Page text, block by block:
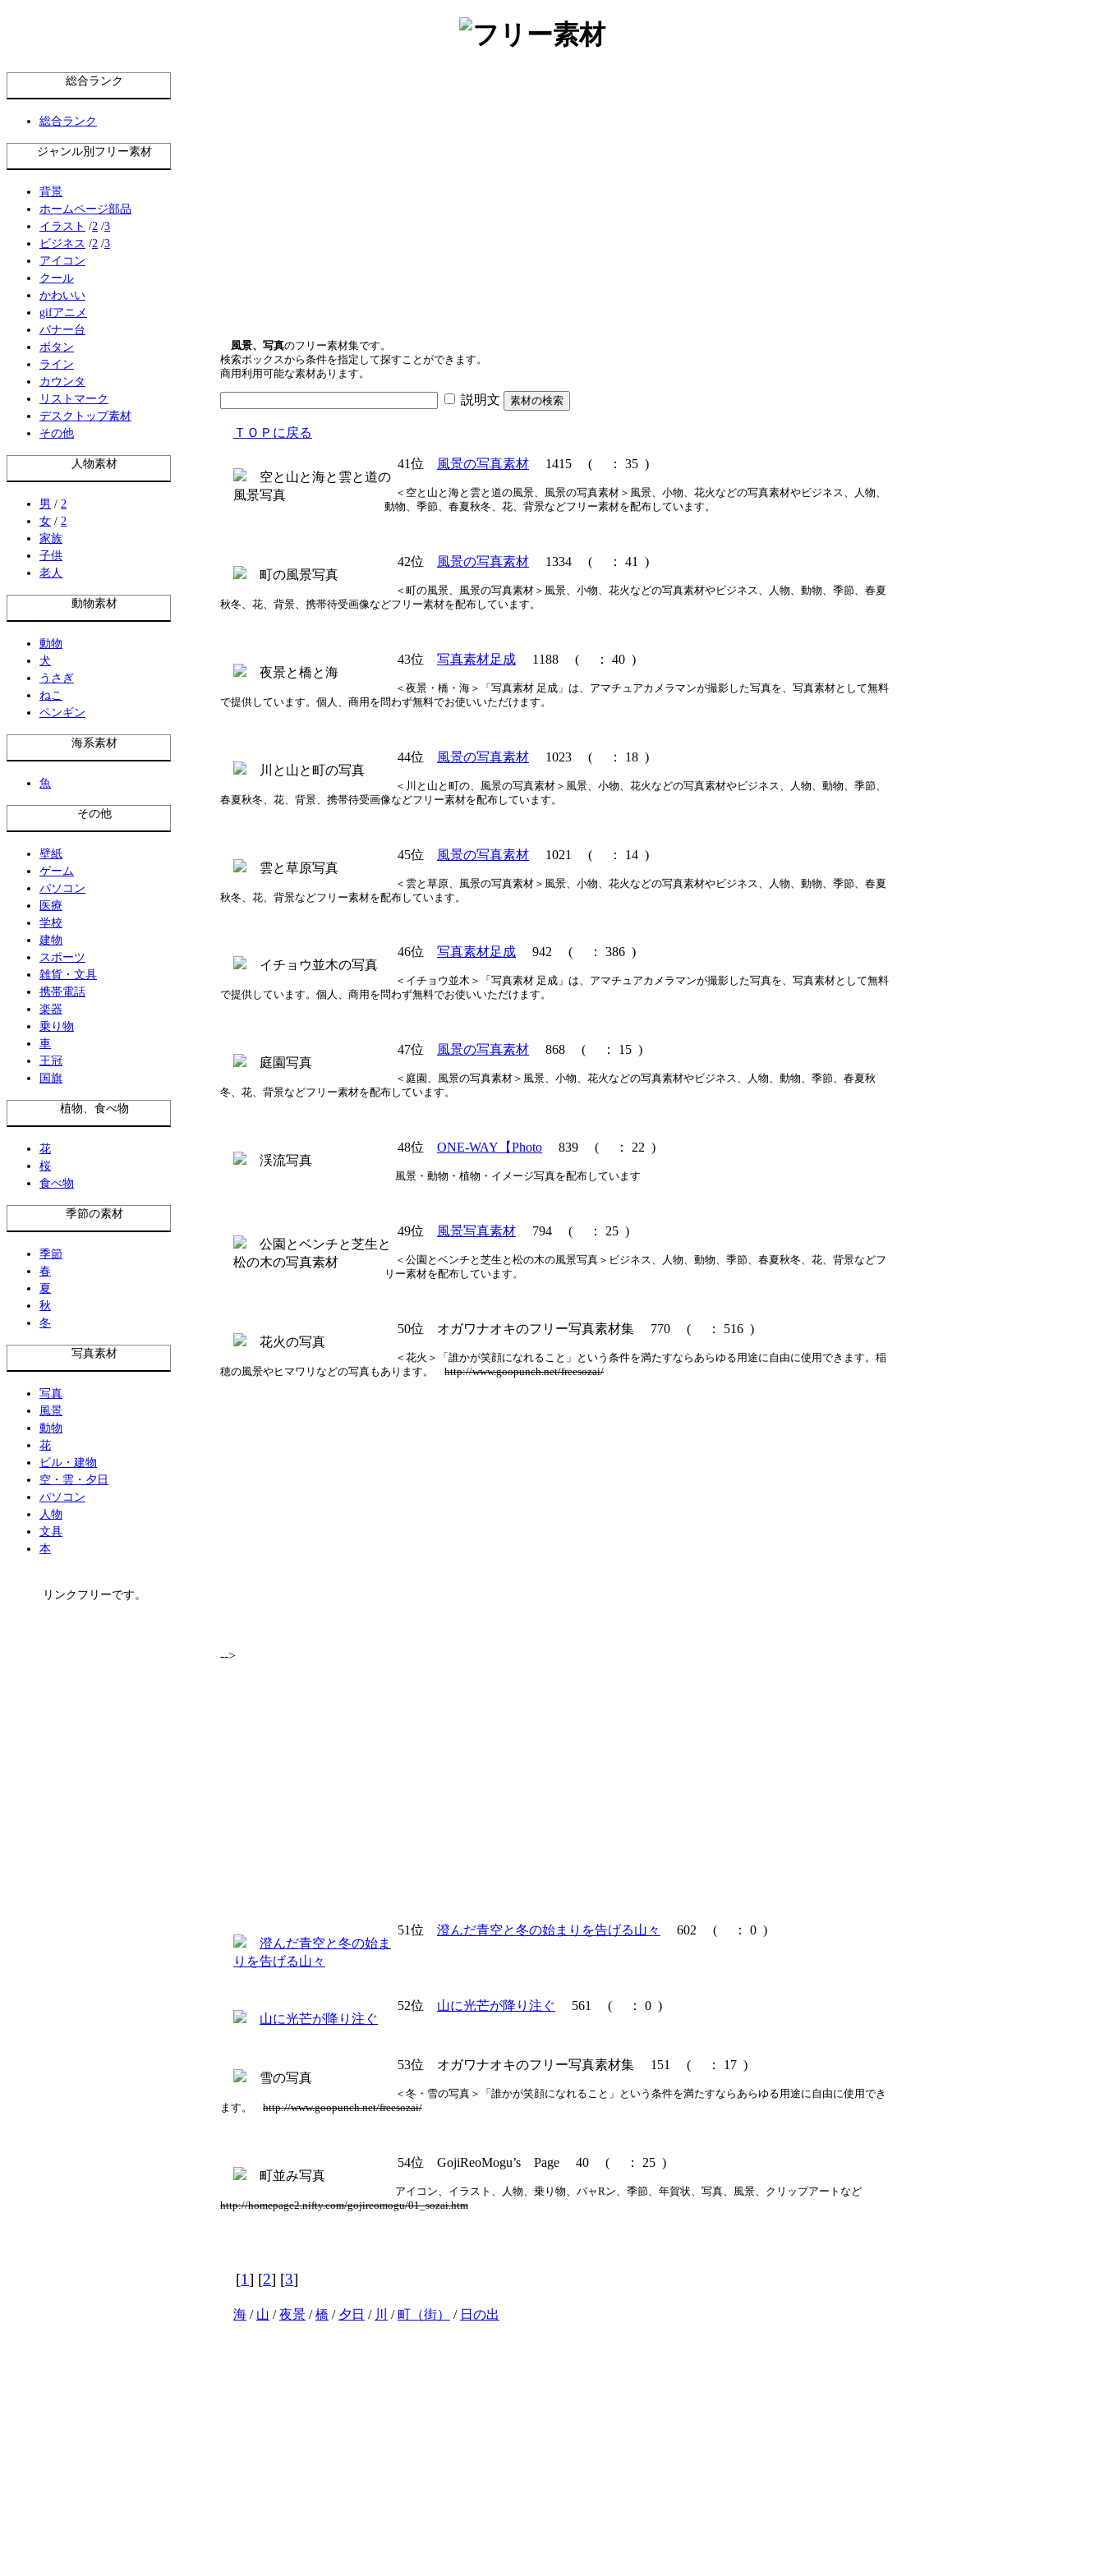
風景、写真のフリー素材集です。
検索ボックスから条件を指定して探すことができます。
商用利用可能な素材あります。
説明文
ＴＯＰに戻る
41位 風景の写真素材 1415 ( ： 35 )
＜空と山と海と雲と道の風景、風景の写真素材＞風景、小物、花火などの写真素材やビジネス、人物、
動物、季節、春夏秋冬、花、背景などフリー素材を配布しています。
42位 風景の写真素材 1334 ( ： 41 )
＜町の風景、風景の写真素材＞風景、小物、花火などの写真素材やビジネス、人物、動物、季節、春夏
秋冬、花、背景、携帯待受画像などフリー素材を配布しています。
43位 写真素材足成 1188 ( ： 40 )
＜夜景・橋・海＞「写真素材 足成」は、アマチュアカメラマンが撮影した写真を、写真素材として無料
で提供しています。個人、商用を問わず無料でお使いいただけます。
44位 風景の写真素材 1023 ( ： 18 )
＜川と山と町の、風景の写真素材＞風景、小物、花火などの写真素材やビジネス、人物、動物、季節、
春夏秋冬、花、背景、携帯待受画像などフリー素材を配布しています。
45位 風景の写真素材 1021 ( ： 14 )
＜雲と草原、風景の写真素材＞風景、小物、花火などの写真素材やビジネス、人物、動物、季節、春夏
秋冬、花、背景などフリー素材を配布しています。
46位 写真素材足成 942 ( ： 386 )
＜イチョウ並木＞「写真素材 足成」は、アマチュアカメラマンが撮影した写真を、写真素材として無料
で提供しています。個人、商用を問わず無料でお使いいただけます。
47位 風景の写真素材 868 ( ： 15 )
＜庭園、風景の写真素材＞風景、小物、花火などの写真素材やビジネス、人物、動物、季節、春夏秋
冬、花、背景などフリー素材を配布しています。
48位 ONE-WAY【Photo 839 ( ： 22 )
風景・動物・植物・イメージ写真を配布しています
49位 風景写真素材 794 ( ： 25 )
＜公園とベンチと芝生と松の木の風景写真＞ビジネス、人物、動物、季節、春夏秋冬、花、背景などフ
リー素材を配布しています。
50位 オガワナオキのフリー写真素材集 770 ( ： 516 )
＜花火＞「誰かが笑顔になれること」という条件を満たすならあらゆる用途に自由に使用できます。稲
穂の風景やヒマワリなどの写真もあります。 http://www.goopunch.net/freesozai/
-->
51位 澄んだ青空と冬の始まりを告げる山々 602 ( ： 0 )
52位 山に光芒が降り注ぐ 561 ( ： 0 )
53位 オガワナオキのフリー写真素材集 151 ( ： 17 )
＜冬・雪の写真＞「誰かが笑顔になれること」という条件を満たすならあらゆる用途に自由に使用でき
ます。 http://www.goopunch.net/freesozai/
54位 GojiReoMogu’s Page 40 ( ： 25 )
アイコン、イラスト、人物、乗り物、パャRン、季節、年賀状、写真、風景、クリップアートなど
http://homepage2.nifty.com/gojireomogu/01_sozai.htm
[1] [2] [3]
海 / 山 /夜景 /橋 / 夕日 / 川 /町（街） / 日の出
総合ランク
総合ランク
ジャンル別フリー素材
背景
ホームページ部品
イラスト /2 /3
ビジネス /2 /3
アイコン
クール
かわいい
gifアニメ
バナー台
ボタン
ライン
カウンタ
リストマーク
デスクトップ素材
その他
人物素材
男 / 2
女 / 2
家族
子供
老人
動物素材
動物
犬
うさぎ
ねこ
ペンギン
海系素材
魚
その他
壁紙
ゲーム
パソコン
医療
学校
建物
スポーツ
雑貨・文具
携帯電話
楽器
乗り物
車
王冠
国旗
植物、食べ物
花
桜
食べ物
季節の素材
季節
春
夏
秋
冬
写真素材
写真
風景
動物
花
ビル・建物
空・雲・夕日
パソコン
人物
文具
本
リンクフリーです。